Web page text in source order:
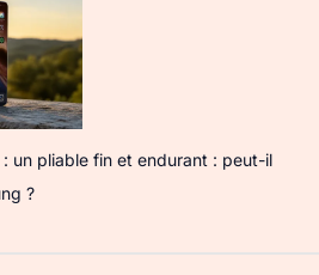
un pliable fin et endurant : peut-il
?